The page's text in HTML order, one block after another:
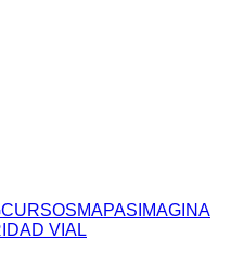
CURSOSMAPAS IMAGINA
VIAL